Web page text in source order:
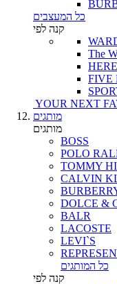
כל המעצבים
קנה לפי
The
FIVE
YOUR NEXT
מותגים
מותגים
BOSS
POLO
TOMMY
CALVIN
DOLCE &
BALR
LACOSTE
LEVI`S
כל המותגים
קנה לפי